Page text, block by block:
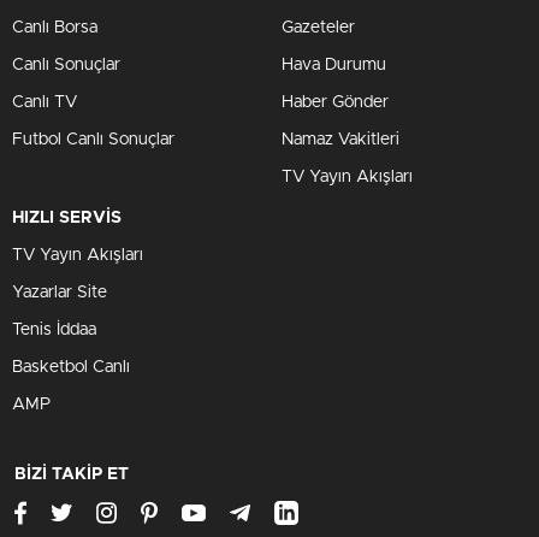
Canlı Borsa
Canlı Sonuçlar
Canlı TV
Futbol Canlı Sonuçlar
Gazeteler
Hava Durumu
Haber Gönder
Namaz Vakitleri
TV Yayın Akışları
HIZLI SERVİS
TV Yayın Akışları
Yazarlar Site
Tenis İddaa
Basketbol Canlı
AMP
BİZİ TAKİP ET